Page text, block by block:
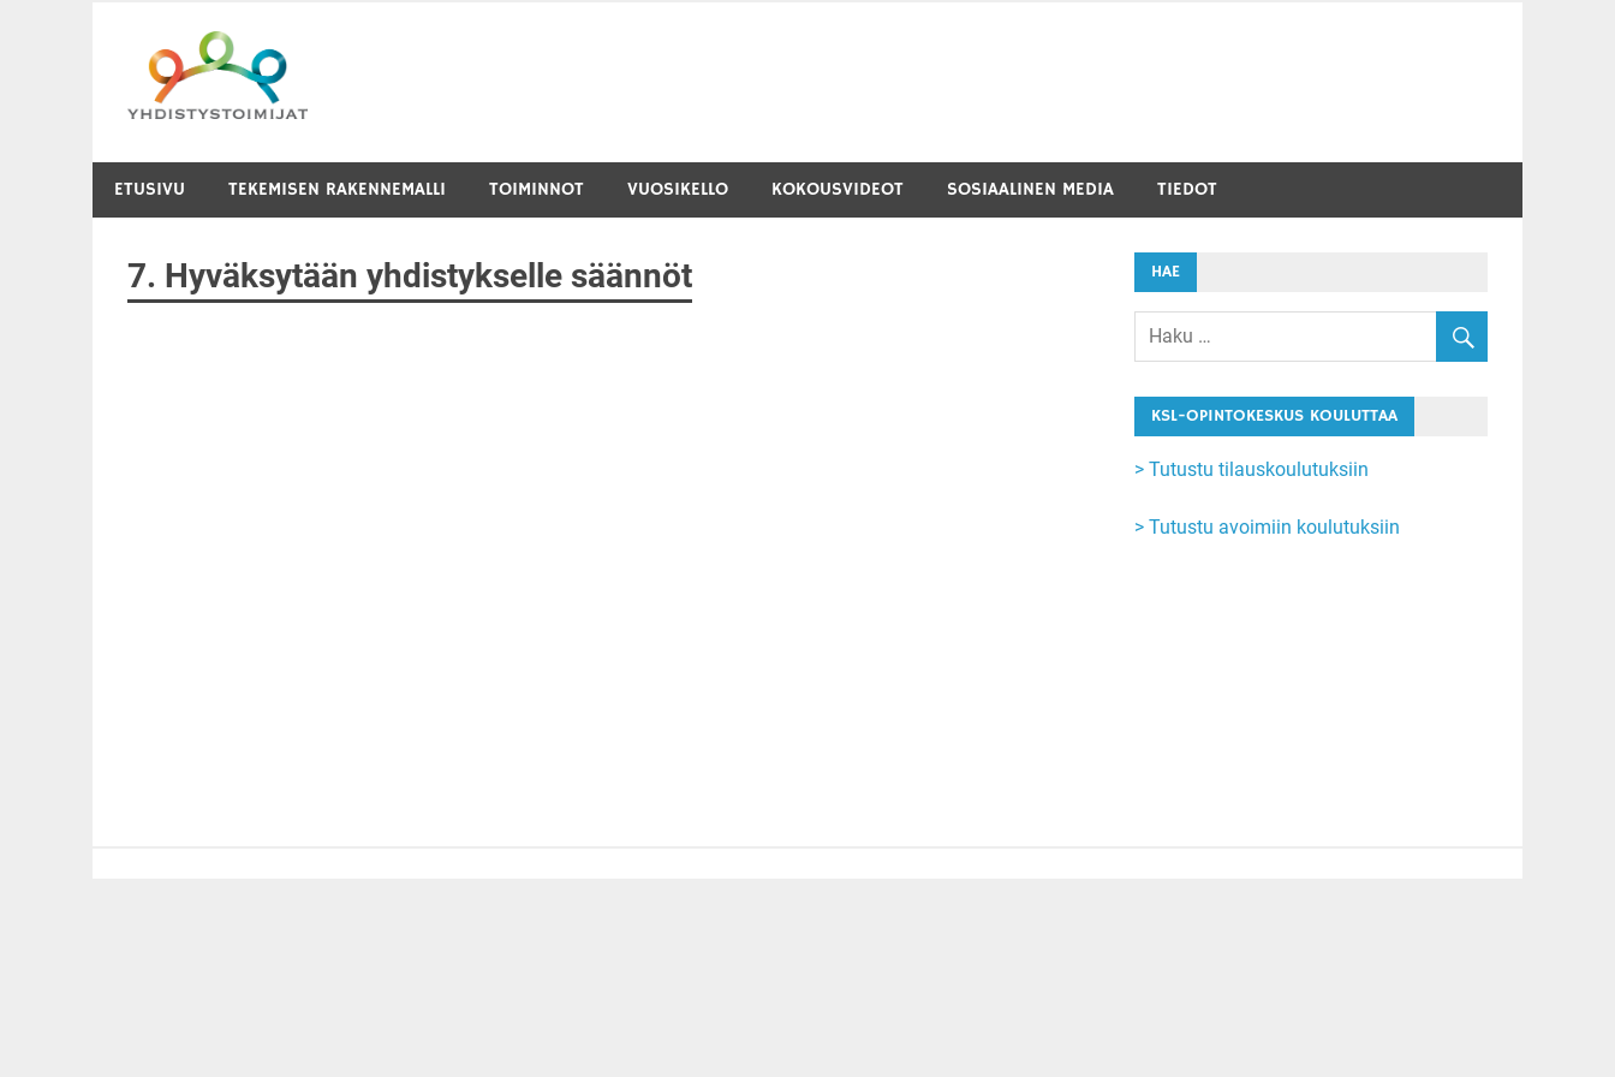
content
ETUSIVU TEKEMISEN RAKENNEMALLI TOIMINNOT VUOSIKELLO KOKOUSVIDEOT SOSIAALINEN MEDIA TIEDOT
7. Hyväksytään yhdistykselle säännöt HAE
KSL-OPINTOKESKUS KOULUTTAA
> Tutustu tilauskoulutuksiin
> Tutustu avoimiin koulutuksiin